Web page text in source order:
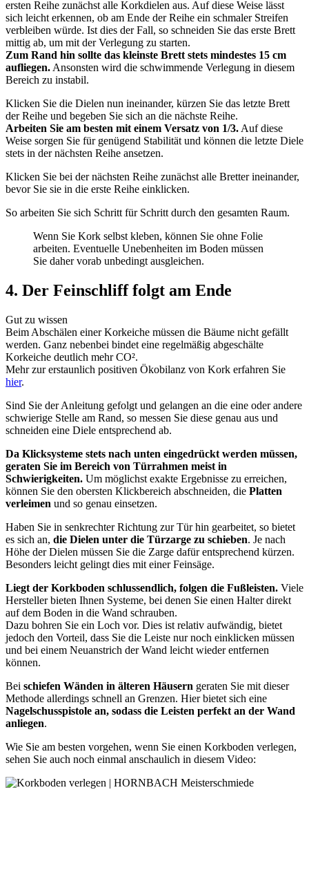
ersten Reihe zunächst alle Korkdielen aus. Auf diese Weise lässt
sich leicht erkennen, ob am Ende der Reihe ein schmaler Streifen
verbleiben würde. Ist dies der Fall, so schneiden Sie das erste Brett
mittig ab, um mit der Verlegung zu starten.
Zum Rand hin sollte das kleinste Brett stets mindestes 15 cm
aufliegen. Ansonsten wird die schwimmende Verlegung in diesem
Bereich zu instabil.
Klicken Sie die Dielen nun ineinander, kürzen Sie das letzte Brett
der Reihe und begeben Sie sich an die nächste Reihe.
Arbeiten Sie am besten mit einem Versatz von 1/3. Auf diese
Weise sorgen Sie für genügend Stabilität und können die letzte Diele
stets in der nächsten Reihe ansetzen.
Klicken Sie bei der nächsten Reihe zunächst alle Bretter ineinander,
bevor Sie sie in die erste Reihe einklicken.
So arbeiten Sie sich Schritt für Schritt durch den gesamten Raum.
Wenn Sie Kork selbst kleben, können Sie ohne Folie
arbeiten. Eventuelle Unebenheiten im Boden müssen
Sie daher vorab unbedingt ausgleichen.
4. Der Feinschliff folgt am Ende
Gut zu wissen
Beim Abschälen einer Korkeiche müssen die Bäume nicht gefällt
werden. Ganz nebenbei bindet eine regelmäßig abgeschälte
Korkeiche deutlich mehr CO².
Mehr zur erstaunlich positiven Ökobilanz von Kork erfahren Sie
hier.
Sind Sie der Anleitung gefolgt und gelangen an die eine oder andere
schwierige Stelle am Rand, so messen Sie diese genau aus und
schneiden eine Diele entsprechend ab.
Da Klicksysteme stets nach unten eingedrückt werden müssen,
geraten Sie im Bereich von Türrahmen meist in
Schwierigkeiten. Um möglichst exakte Ergebnisse zu erreichen,
können Sie den obersten Klickbereich abschneiden, die Platten
verleimen und so genau einsetzen.
Haben Sie in senkrechter Richtung zur Tür hin gearbeitet, so bietet
es sich an, die Dielen unter die Türzarge zu schieben. Je nach
Höhe der Dielen müssen Sie die Zarge dafür entsprechend kürzen.
Besonders leicht gelingt dies mit einer Feinsäge.
Liegt der Korkboden schlussendlich, folgen die Fußleisten. Viele
Hersteller bieten Ihnen Systeme, bei denen Sie einen Halter direkt
auf dem Boden in die Wand schrauben.
Dazu bohren Sie ein Loch vor. Dies ist relativ aufwändig, bietet
jedoch den Vorteil, dass Sie die Leiste nur noch einklicken müssen
und bei einem Neuanstrich der Wand leicht wieder entfernen
können.
Bei schiefen Wänden in älteren Häusern geraten Sie mit dieser
Methode allerdings schnell an Grenzen. Hier bietet sich eine
Nagelschusspistole an, sodass die Leisten perfekt an der Wand
anliegen.
Wie Sie am besten vorgehen, wenn Sie einen Korkboden verlegen,
sehen Sie auch noch einmal anschaulich in diesem Video: